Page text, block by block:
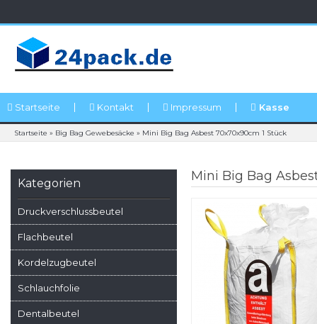
Startseite Kontakt Impressum Kasse
Startseite » Big Bag Gewebesäcke » Mini Big Bag Asbest 70x70x90cm 1 Stück
Kategorien
Druckverschlussbeutel
Flachbeutel
Kordelzugbeutel
Schlauchfolie
Dentalbeutel
Mini Big Bag